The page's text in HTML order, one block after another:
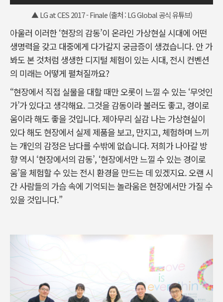
▲ LG at CES 2017 - Finale (출처 : LG Global 공식 유튜브)
아울러 이러한 ‘현장의 감동’이 온라인 가상현실 시대에 어떤
생명력을 갖고 대중에게 다가갈지 궁금증이 생겼습니다. 안 가
봐도 본 것처럼 생생한 디지털 체험이 있는 시대, 전시 컨벤션
의 미래는 어떻게 펼쳐질까요?
“현장에서 직접 실물을 대할 때만 오롯이 느낄 수 있는 ‘무엇인
가’가 있다고 생각해요. 그것을 감동이라 불러도 좋고, 경이로
움이라 해도 좋을 것입니다. 제아무리 실감 나는 가상현실이
있다 해도 현장에서 실제 제품을 보고, 만지고, 체험하며 느끼
는 개인의 감정은 남다를 수밖에 없습니다. 저희가 나아갈 방
향 역시 ‘현장에서의 감동’, ‘현장에서만 느낄 수 있는 경이로
움’을 체험할 수 있는 전시 환경을 만드는 데 있겠지요. 오랜 시
간 사람들의 가슴 속에 기억되는 놀라움은 현장에서만 가질 수
있을 것입니다.”